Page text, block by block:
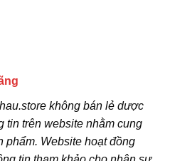
không bán lẻ dược
tin trên website nhằm cung
phẩm. Website hoạt đồng